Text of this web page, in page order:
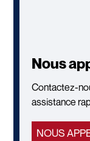
Nous
Contactez-
assistance
NOUS